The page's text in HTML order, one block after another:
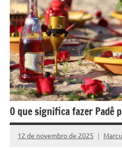
O que significa fazer Padê
12 de novembro de 2025
Nenhum